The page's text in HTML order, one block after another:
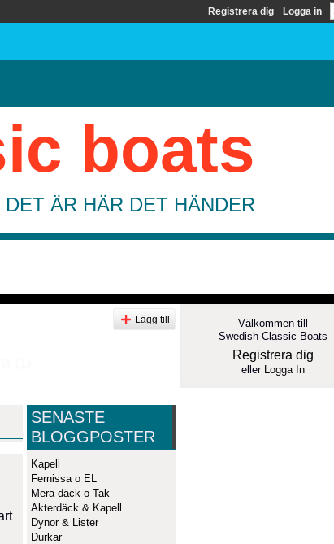
Registrera dig Logga in
boats
ÄR HÄR DET HÄNDER
Lägg till
SENASTE
BLOGGPOSTER
Kapell
Fernissa o EL
Mera däck o Tak
Akterdäck & Kapell
Dynor & Lister
Durkar
Välkommen till
Swedish Classic Boats
Registrera dig
eller Logga In